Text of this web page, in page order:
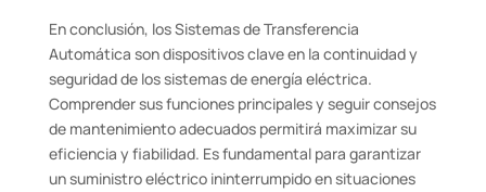
En conclusión, los Sistemas de Transferencia
Automática son dispositivos clave en la continuidad y
seguridad de los sistemas de energía eléctrica.
Comprender sus funciones principales y seguir consejos
de mantenimiento adecuados permitirá maximizar su
eficiencia y fiabilidad. Es fundamental para garantizar
un suministro eléctrico ininterrumpido en situaciones